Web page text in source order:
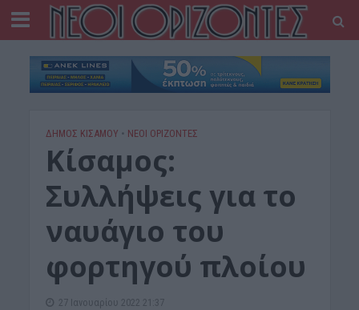
ΔΉΜΟΣ ΚΙΣΆΜΟΥ • ΝΕΟΙ ΟΡΙΖΟΝΤΕΣ
Κίσαμος:
Συλλήψεις για το
ναυάγιο του
φορτηγού πλοίου
27 Ιανουαρίου 2022 21:37